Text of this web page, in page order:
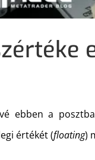
ebben a
értékét (floating)